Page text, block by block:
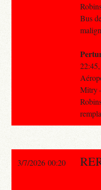
Bus
Mitry
3/7/2026 00:20